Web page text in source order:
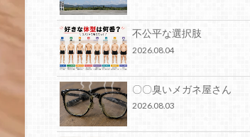
不公平な選択肢
2026.08.04
〇〇臭いメガネ屋さん
2026.08.03